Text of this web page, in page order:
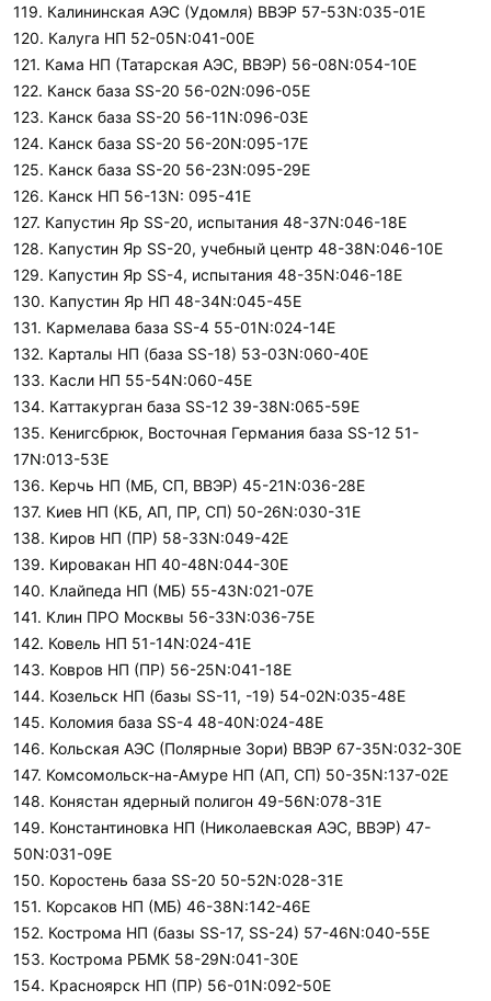
119. Калининская АЭС (Удомля) ВВЭР 57-53N:035-01E
120. Калуга НП 52-05N:041-00E
121. Кама НП (Татарская АЭС, ВВЭР) 56-08N:054-10E
122. Канск база SS-20 56-02N:096-05E
123. Канск база SS-20 56-11N:096-03E
124. Канск база SS-20 56-20N:095-17E
125. Канск база SS-20 56-23N:095-29E
126. Канск НП 56-13N: 095-41E
127. Капустин Яр SS-20, испытания 48-37N:046-18E
128. Капустин Яр SS-20, учебный центр 48-38N:046-10E
129. Капустин Яр SS-4, испытания 48-35N:046-18E
130. Капустин Яр НП 48-34N:045-45E
131. Кармелава база SS-4 55-01N:024-14E
132. Карталы НП (база SS-18) 53-03N:060-40E
133. Касли НП 55-54N:060-45E
134. Каттакурган база SS-12 39-38N:065-59E
135. Кенигсбрюк, Восточная Германия база SS-12 51-
17N:013-53E
136. Керчь НП (МБ, СП, ВВЭР) 45-21N:036-28E
137. Киев НП (КБ, АП, ПР, СП) 50-26N:030-31E
138. Киров НП (ПР) 58-33N:049-42E
139. Кировакан НП 40-48N:044-30E
140. Клайпеда НП (МБ) 55-43N:021-07E
141. Клин ПРО Москвы 56-33N:036-75E
142. Ковель НП 51-14N:024-41E
143. Ковров НП (ПР) 56-25N:041-18E
144. Козельск НП (базы SS-11, -19) 54-02N:035-48E
145. Коломия база SS-4 48-40N:024-48E
146. Кольская АЭС (Полярные Зори) ВВЭР 67-35N:032-30E
147. Комсомольск-на-Амуре НП (АП, СП) 50-35N:137-02E
148. Конястан ядерный полигон 49-56N:078-31E
149. Константиновка НП (Николаевская АЭС, ВВЭР) 47-
50N:031-09E
150. Коростень база SS-20 50-52N:028-31E
151. Корсаков НП (МБ) 46-38N:142-46E
152. Кострома НП (базы SS-17, SS-24) 57-46N:040-55E
153. Кострома РБМК 58-29N:041-30E
154. Красноярск НП (ПР) 56-01N:092-50E